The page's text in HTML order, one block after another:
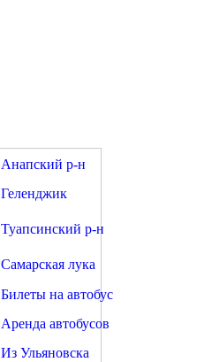
Анапский р-н
Геленджик
Туапсинский р-н
Самарская лука
Билеты на автобус
Аренда автобусов
Из Ульяновска